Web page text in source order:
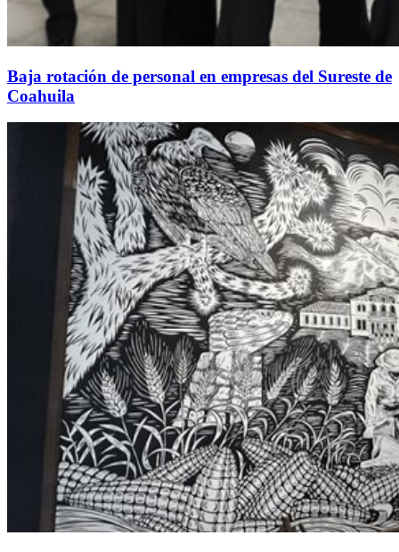
Baja rotación de personal en empresas del Sureste de
Coahuila